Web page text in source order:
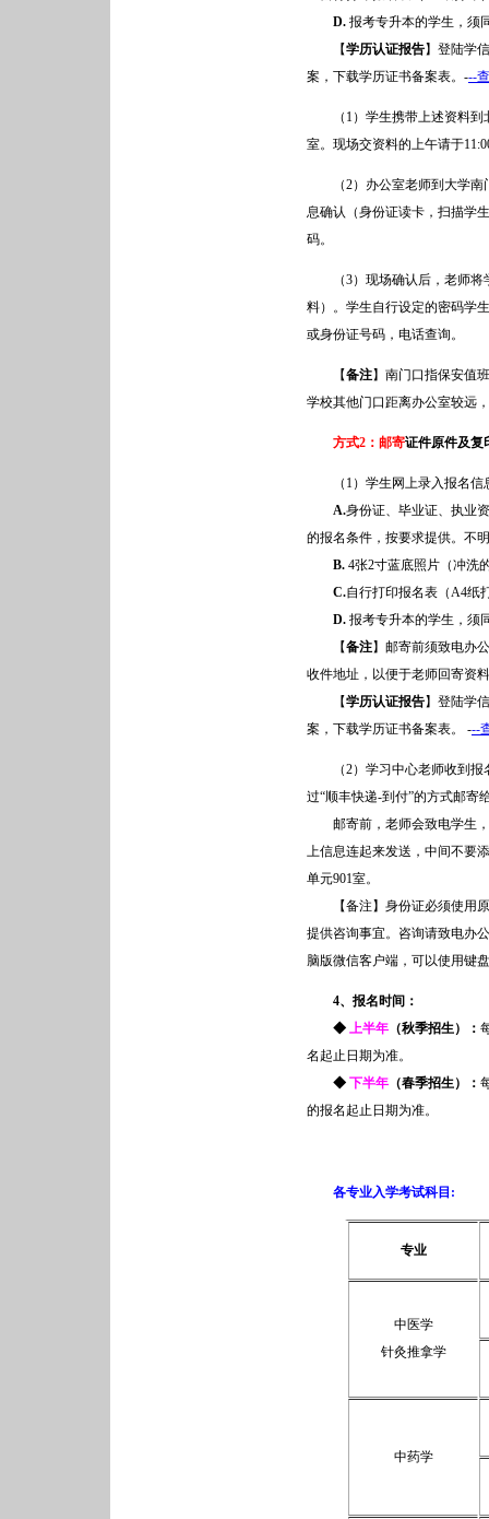
D. 报考专升本的学生，须
【学历认证报告】登陆学
案，下载学历证书备案表。---
（1）学生携带上述资料到
室。现场交资料的上午请于
（2）办公室老师到大学南
息确认（身份证读卡，扫描学
码。
（3）现场确认后，老师将
料）。学生自行设定的密码学
或身份证号码，电话查询。
【备注】南门口指保安值
学校其他门口距离办公室较远
方式2：邮寄证件原件及复
（1）学生网上录入报名信
A.身份证、毕业证、执业
的报名条件，按要求提供。不
B. 4张2寸蓝底照片（冲洗
C.自行打印报名表（A4纸
D. 报考专升本的学生，须
【备注】邮寄前须致电办
收件地址，以便于老师回寄资
【学历认证报告】登陆学
案，下载学历证书备案表。 ---
（2）学习中心老师收到报
过“顺丰快递-到付”的方式邮寄
邮寄前，老师会致电学生，
上信息连起来发送，中间不要
单元901室。
【备注】身份证必须使用原
提供咨询事宜。咨询请致电办
脑版微信客户端，可以使用键
4、报名时间：
◆ 上半年 （秋季招生）：
名起止日期为准。
◆ 下半年 （春季招生）：
的报名起止日期为准。
各专业入学考试科目:
专业
中医学
针灸推拿学
中药学